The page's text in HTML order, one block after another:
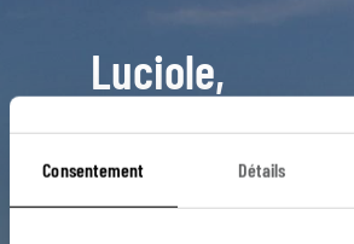
Consentement Détails
Luciole,
L’itinéraire vers votre